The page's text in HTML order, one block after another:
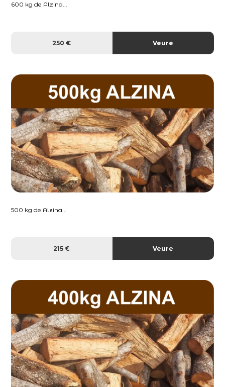
600 kg de Alzina...
250 € Veure
500 kg de Alzina...
215 € Veure